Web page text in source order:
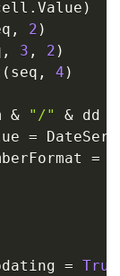
. Value )
, 2 )
, 3 , 2 )
( seq , 4 )
& "/" & dd
=
=
= True